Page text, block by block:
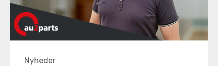
Nyheder